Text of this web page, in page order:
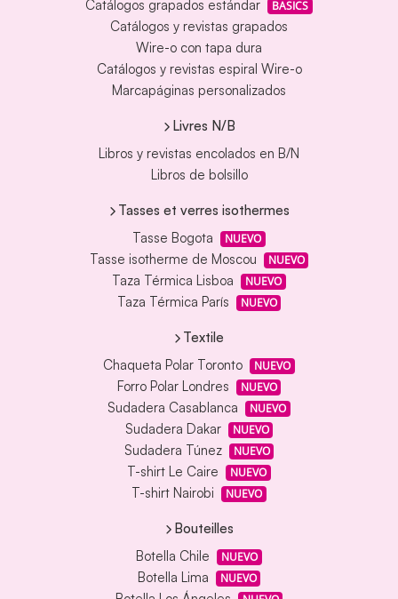
Catálogos grapados estándar
BASICS
Catálogos y revistas grapados
Wire-o con tapa dura
Catálogos y revistas espiral Wire-o
Marcapáginas personalizados
Livres N/B
Libros y revistas encolados en B/N
Libros de bolsillo
Tasses et verres isothermes
Tasse Bogota
NUEVO
Tasse isotherme de Moscou NUEVO
Taza Térmica Lisboa NUEVO
Taza Térmica París NUEVO
Textile
Chaqueta Polar Toronto
NUEVO
Forro Polar Londres NUEVO
Sudadera Casablanca NUEVO
Sudadera Dakar NUEVO
Sudadera Túnez NUEVO
T-shirt Le Caire NUEVO
T-shirt Nairobi NUEVO
Bouteilles
Botella Chile
NUEVO
Botella Lima NUEVO